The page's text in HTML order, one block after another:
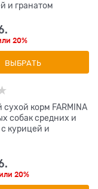
и гранатом
20%
ВЫБРАТЬ
cухой корм FARMINA
собак средних и
курицей и
20%